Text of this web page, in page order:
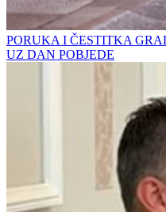
PORUKA I ČESTITKA
UZ DAN POBJEDE